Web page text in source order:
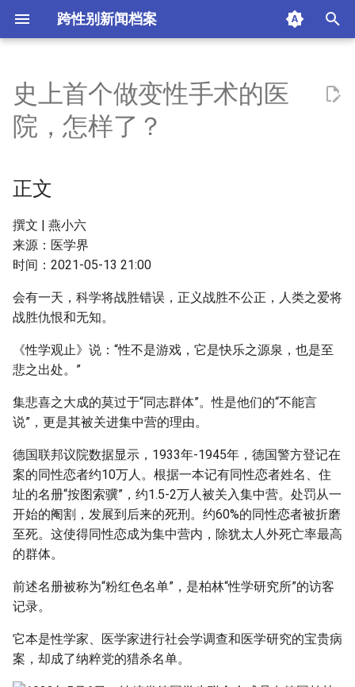
跨性别新闻档案
t
a
l
i
g
s
e
a
r
c
h
正文
摘要与附加信息
附加信息 [Processed Page
Metadata]
史上首个做变性手术的医
院，怎样了？
正文
撰文 | 燕小六
来源：医学界
时间：2021-05-13 21:00
会有一天，科学将战胜错误，正义战胜不公正，人类之爱将
战胜仇恨和无知。
《性学观止》说：“性不是游戏，它是快乐之源泉，也是至
悲之出处。”
集悲喜之大成的莫过于“同志群体”。性是他们的“不能言
说”，更是其被关进集中营的理由。
德国联邦议院数据显示，1933年-1945年，德国警方登记在
案的同性恋者约10万人。根据一本记有同性恋者姓名、住
址的名册“按图索骥”，约1.5-2万人被关入集中营。处罚从一
开始的阉割，发展到后来的死刑。约60%的同性恋者被折磨
至死。这使得同性恋成为集中营内，除犹太人外死亡率最高
的群体。
前述名册被称为“粉红色名单”，是柏林“性学研究所”的访客
记录。
它本是性学家、医学家进行社会学调查和医学研究的宝贵病
案，却成了纳粹党的猎杀名单。